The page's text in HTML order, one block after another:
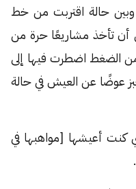
وبين حالة اقتربت من خط
أن تأخذ مشاريعًا حرة من
الضغط اضطرت فيها إلى
عوضًا عن العيش في حالة
كنت أعيشها [مواهبها في